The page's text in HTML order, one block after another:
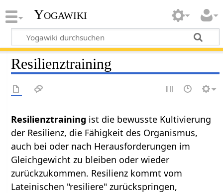
Yogawiki
Resilienztraining
Resilienztraining ist die bewusste Kultivierung
der Resilienz, die Fähigkeit des Organismus,
auch bei oder nach Herausforderungen im
Gleichgewicht zu bleiben oder wieder
zurückzukommen. Resilienz kommt vom
Lateinischen "resiliere" zurückspringen,